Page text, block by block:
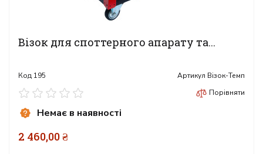
Візок для споттерного апарату та...
Код 195 Артикул Візок-Темп
Порівняти
Немає в наявності
2 460,00 ₴